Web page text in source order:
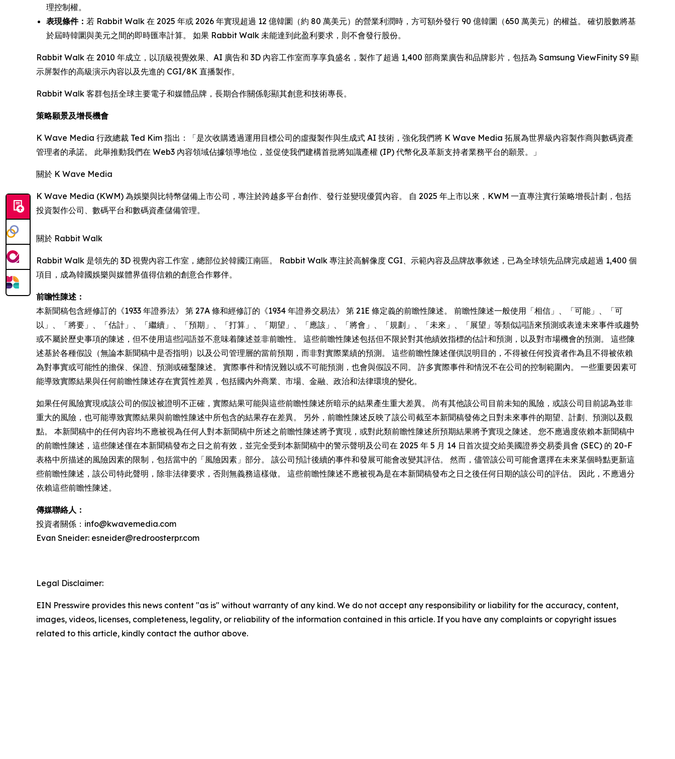
理控制權。
表現條件： 若 Rabbit Walk 在 2025 年或 2026 年實現超過 12 億韓圜（約 80 萬美元）的營業利潤時，方可額外發行 90 億韓圜（650 萬美元）的權益。 確切股數將基
於屆時韓圜與美元之間的即時匯率計算。 如果 Rabbit Walk 未能達到此盈利要求，則不會發行股份。
Rabbit Walk 在 2010 年成立，以頂級視覺效果、AI 廣告和 3D 內容工作室而享享負盛名，製作了超過 1,400 部商業廣告和品牌影片，包括為 Samsung ViewFinity S9 顯
示屏製作的高級演示內容以及先進的 CGI/8K 直播製作。
Rabbit Walk 客群包括全球主要電子和媒體品牌，長期合作關係彰顯其創意和技術專長。
策略願景及增長機會
K Wave Media 行政總裁 Ted Kim 指出：「是次收購透過運用目標公司的虛擬製作與生成式 AI 技術，強化我們將 K Wave Media 拓展為世界級內容製作商與數碼資產
管理者的承諾。 此舉推動我們在 Web3 內容領域佔據領導地位，並促使我們建構首批將知識產權 (IP) 代幣化及革新支持者業務平台的願景。」
關於 K Wave Media
K Wave Media (KWM) 為娛樂與比特幣儲備上市公司，專注於跨越多平台創作、發行並變現優質內容。 自 2025 年上市以來，KWM 一直專注實行策略增長計劃，包括
投資製作公司、數碼平台和數碼資產儲備管理。
關於 Rabbit Walk
Rabbit Walk 是領先的 3D 視覺內容工作室，總部位於韓國江南區。 Rabbit Walk 專注於高解像度 CGI、示範內容及品牌故事敘述，已為全球領先品牌完成超過 1,400 個
項目，成為韓國娛樂與媒體界值得信賴的創意合作夥伴。
前瞻性陳述：
本新聞稿包含經修訂的《1933 年證券法》 第 27A 條和經修訂的《1934 年證券交易法》 第 21E 條定義的前瞻性陳述。 前瞻性陳述一般使用「相信」、「可能」、「可
以」、「將要」、「估計」、「繼續」、「預期」、「打算」、「期望」、「應該」、「將會」、「規劃」、「未來」、「展望」等類似詞語來預測或表達未來事件或趨勢
或不屬於歷史事項的陳述，但不使用這些詞語並不意味着陳述並非前瞻性。 這些前瞻性陳述包括但不限於對其他績效指標的估計和預測，以及對市場機會的預測。 這些陳
述基於各種假設（無論本新聞稿中是否指明）以及公司管理層的當前預期，而非對實際業績的預測。 這些前瞻性陳述僅供説明目的，不得被任何投資者作為且不得被依賴
為對事實或可能性的擔保、保證、預測或確鑿陳述。 實際事件和情況難以或不可能預測，也會與假設不同。 許多實際事件和情況不在公司的控制範圍內。 一些重要因素可
能導致實際結果與任何前瞻性陳述存在實質性差異，包括國內外商業、市場、金融、政治和法律環境的變化。
如果任何風險實現或該公司的假設被證明不正確，實際結果可能與這些前瞻性陳述所暗示的結果產生重大差異。 尚有其他該公司目前未知的風險，或該公司目前認為並非
重大的風險，也可能導致實際結果與前瞻性陳述中所包含的結果存在差異。 另外，前瞻性陳述反映了該公司截至本新聞稿發佈之日對未來事件的期望、計劃、預測以及觀
點。 本新聞稿中的任何內容均不應被視為任何人對本新聞稿中所述之前瞻性陳述將予實現，或對此類前瞻性陳述所預期結果將予實現之陳述。 您不應過度依賴本新聞稿中
的前瞻性陳述，這些陳述僅在本新聞稿發布之日之前有效，並完全受到本新聞稿中的警示聲明及公司在 2025 年 5 月 14 日首次提交給美國證券交易委員會 (SEC) 的 20-F
表格中所描述的風險因素的限制，包括當中的「風險因素」部分。 該公司預計後續的事件和發展可能會改變其評估。 然而，儘管該公司可能會選擇在未來某個時點更新這
些前瞻性陳述，該公司特此聲明，除非法律要求，否則無義務這樣做。 這些前瞻性陳述不應被視為是在本新聞稿發布之日之後任何日期的該公司的評估。 因此，不應過分
依賴這些前瞻性陳述。
傳媒聯絡人：
投資者關係：info@kwavemedia.com
Evan Sneider: esneider@redroosterpr.com
Legal Disclaimer:
EIN Presswire provides this news content "as is" without warranty of any kind. We do not accept any responsibility or liability for the accuracy, content,
images, videos, licenses, completeness, legality, or reliability of the information contained in this article. If you have any complaints or copyright issues
related to this article, kindly contact the author above.